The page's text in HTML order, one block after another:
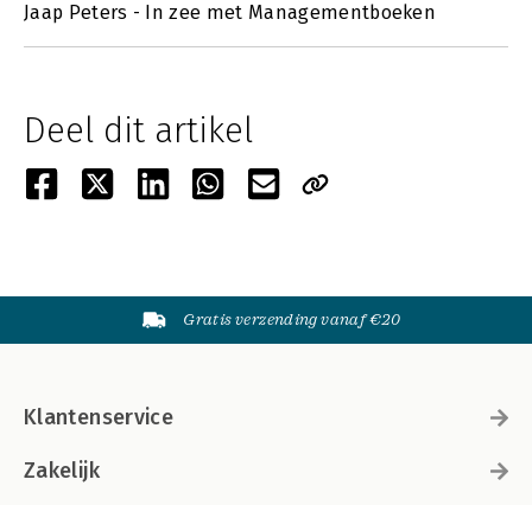
Jaap Peters - In zee met Managementboeken
Deel dit artikel
Gratis verzending vanaf €20
Klantenservice
Zakelijk